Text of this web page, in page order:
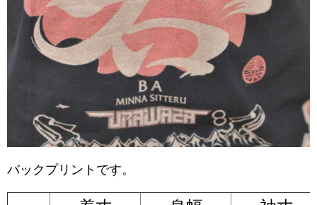
バックプリントです。